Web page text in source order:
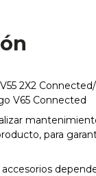
2X2
V65 Connected
para